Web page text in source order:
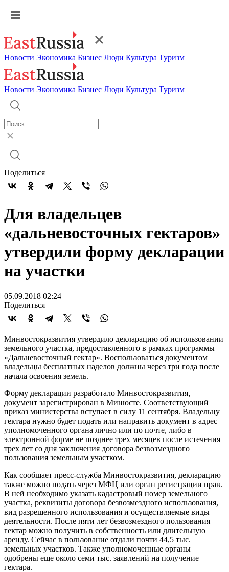
Новости Экономика Бизнес Люди Культура Туризм
Новости Экономика Бизнес Люди Культура Туризм
Поделиться
Для владельцев
«дальневосточных гектаров»
утвердили форму декларации
на участки
05.09.2018 02:24
Поделиться
Минвостокразвития утвердило декларацию об использовании
земельного участка, предоставленного в рамках программы
«Дальневосточный гектар». Воспользоваться документом
владельцы бесплатных наделов должны через три года после
начала освоения земель.
Форму декларации разработало Минвостокразвития,
документ зарегистрирован в Минюсте. Соответствующий
приказ министерства вступает в силу 11 сентября. Владельцу
гектара нужно будет подать или направить документ в адрес
уполномоченного органа лично или по почте, либо в
электронной форме не позднее трех месяцев после истечения
трех лет со дня заключения договора безвозмездного
пользования земельным участком.
Как сообщает пресс-служба Минвостокразвития, декларацию
также можно подать через МФЦ или орган регистрации прав.
В ней необходимо указать кадастровый номер земельного
участка, реквизиты договора безвозмездного использования,
вид разрешенного использования и осуществляемые виды
деятельности. После пяти лет безвозмездного пользования
гектар можно получить в собственность или длительную
аренду. Сейчас в пользование отдали почти 44,5 тыс.
земельных участков. Также уполномоченные органы
одобрены еще около семи тыс. заявлений на получение
гектара.